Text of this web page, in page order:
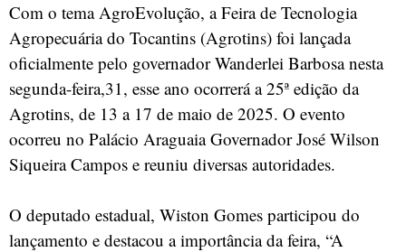
Com o tema AgroEvolução, a Feira de Tecnologia
Agropecuária do Tocantins (Agrotins) foi lançada
oficialmente pelo governador Wanderlei Barbosa nesta
segunda-feira,31, esse ano ocorrerá a 25ª edição da
Agrotins, de 13 a 17 de maio de 2025. O evento
ocorreu no Palácio Araguaia Governador José Wilson
Siqueira Campos e reuniu diversas autoridades.
O deputado estadual, Wiston Gomes participou do
lançamento e destacou a importância da feira, “A